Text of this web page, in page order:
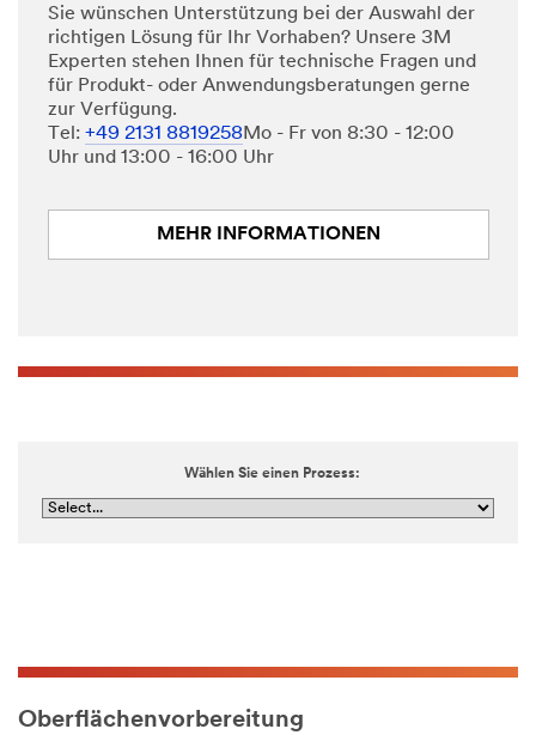
Sie wünschen Unterstützung bei der Auswahl der
richtigen Lösung für Ihr Vorhaben? Unsere 3M
Experten stehen Ihnen für technische Fragen und
für Produkt- oder Anwendungsberatungen gerne
zur Verfügung.
Tel: +49 2131 8819258Mo - Fr von 8:30 - 12:00
Uhr und 13:00 - 16:00 Uhr
MEHR INFORMATIONEN
Wählen Sie einen Prozess:
Oberflächenvorbereitung